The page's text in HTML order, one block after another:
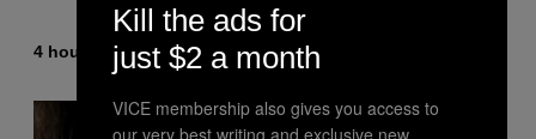
4 hours ago ByLauren Boisvert
Kill the ads for
just $2 a month
VICE membership also gives you access to
our very best writing and exclusive new